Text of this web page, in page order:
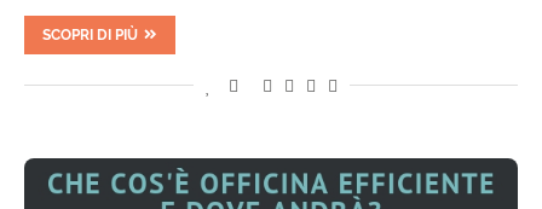
SCOPRI DI PIÙ